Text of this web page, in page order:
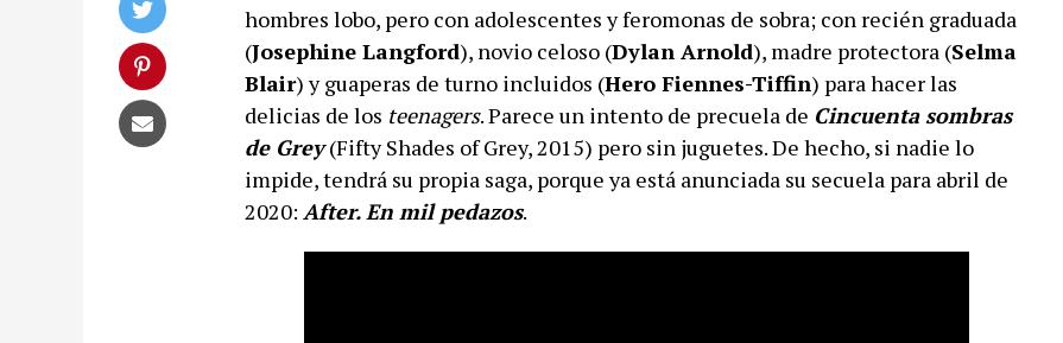
hombres lobo, pero con adolescentes y feromonas de sobra; con recién graduada
(Josephine Langford), novio celoso (Dylan Arnold), madre protectora (Selma
Blair) y guaperas de turno incluidos (Hero Fiennes-Tiffin) para hacer las
delicias de los teenagers. Parece un intento de precuela de Cincuenta sombras
de Grey(Fifty Shades of Grey, 2015) pero sin juguetes. De hecho, si nadie lo
impide, tendrá su propia saga, porque ya está anunciada su secuela para abril de
2020: After. En mil pedazos.